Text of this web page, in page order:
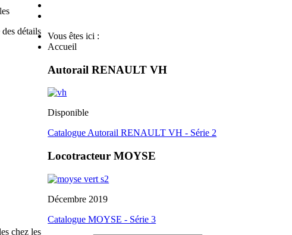
détails
chez les
Vous êtes ici :
Accueil
Autorail RENAULT VH
Disponible
Catalogue Autorail RENAULT VH - Série 2
Locotracteur MOYSE
Décembre 2019
Catalogue MOYSE - Série 3